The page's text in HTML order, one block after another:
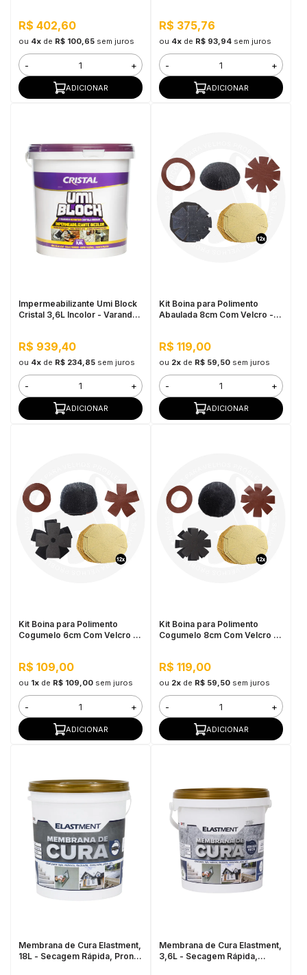
R$ 402,60
ou 4xde R$ 100,65 sem juros
- +
ADICIONAR
R$ 375,76
ou 4xde R$ 93,94 sem juros
- +
ADICIONAR
Impermeabilizante Umi Block
Cristal 3,6L Incolor - Varandas
R$ 939,40
ou 4xde R$ 234,85 sem juros
- +
ADICIONAR
Kit Boina para Polimento
Abaulada 8cm Com Velcro -
R$ 119,00
ou 2xde R$ 59,50 sem juros
- +
ADICIONAR
Kit Boina para Polimento
Cogumelo 6cm Com Velcro -
R$ 109,00
ou 1xde R$ 109,00 sem juros
- +
ADICIONAR
Kit Boina para Polimento
Cogumelo 8cm Com Velcro -
R$ 119,00
ou 2xde R$ 59,50 sem juros
- +
ADICIONAR
Membrana de Cura Elastment,
18L - Secagem Rápida, Pronto
Membrana de Cura Elastment,
3,6L - Secagem Rápida,